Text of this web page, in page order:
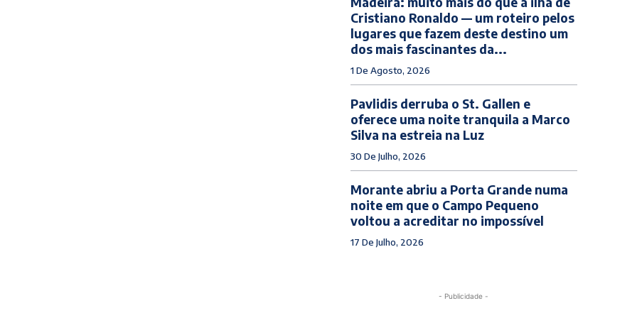
Cristiano Ronaldo — um roteiro pelos
lugares que fazem deste destino um
dos mais fascinantes da...
1 De Agosto, 2026
Pavlidis derruba o St. Gallen e
oferece uma noite tranquila a Marco
Silva na estreia na Luz
30 De Julho, 2026
Morante abriu a Porta Grande numa
noite em que o Campo Pequeno
voltou a acreditar no impossível
17 De Julho, 2026
- Publicidade -